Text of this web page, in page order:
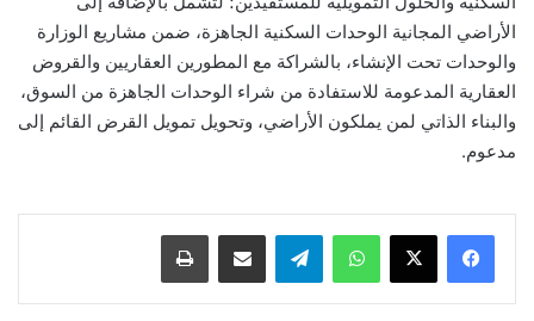
الأراضي المجانية الوحدات السكنية الجاهزة، ضمن مشاريع الوزارة
والوحدات تحت الإنشاء، بالشراكة مع المطورين العقاريين والقروض
العقارية المدعومة للاستفادة من شراء الوحدات الجاهزة من السوق،
والبناء الذاتي لمن يملكون الأراضي، وتحويل تمويل القرض القائم إلى
مدعوم.
واتساب تيلقرام مشاركة عبر البريد طباعة